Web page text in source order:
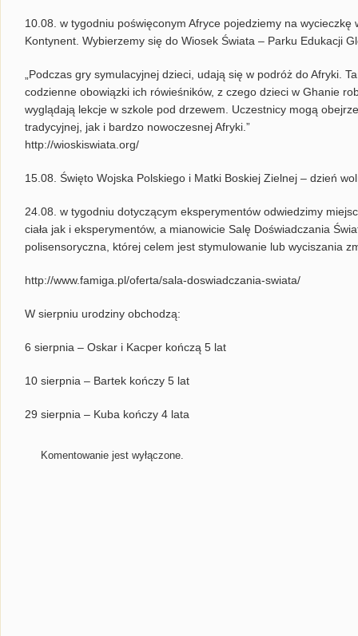
10.08. w tygodniu poświęconym Afryce pojedziemy na wycieczkę
Kontynent. Wybierzemy się do Wiosek Świata – Parku Edukacji
„Podczas gry symulacyjnej dzieci, udają się w podróż do Afryki.
codzienne obowiązki ich rówieśników, z czego dzieci w Ghanie
wyglądają lekcje w szkole pod drzewem. Uczestnicy mogą
tradycyjnej, jak i bardzo nowoczesnej Afryki.”
http://wioskiswiata.org/
15.08. Święto Wojska Polskiego i Matki Boskiej Zielnej – dzień
24.08. w tygodniu dotyczącym eksperymentów odwiedzimy
ciała jak i eksperymentów, a mianowicie Salę Doświadczania
polisensoryczna, której celem jest stymulowanie lub wyciszania
http://www.famiga.pl/oferta/sala-doswiadczania-swiata/
W sierpniu urodziny obchodzą:
6 sierpnia – Oskar i Kacper kończą 5 lat
10 sierpnia – Bartek kończy 5 lat
29 sierpnia – Kuba kończy 4 lata
Komentowanie jest wyłączone.